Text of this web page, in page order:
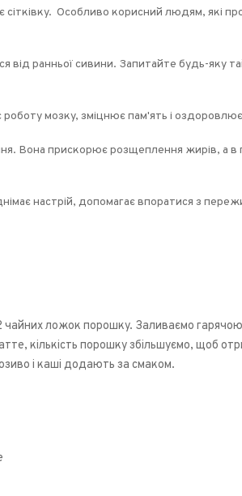
Особливо корисний людям, які
від ранньої сивини. Запитайте будь-яку
мозку, зміцнює пам'ять і
Вона прискорює розщеплення жирів, а в
настрій, допомагає впоратися з
ложок порошку. Заливаємо
кількість порошку збільшуємо, щоб
і каші додають за смаком.